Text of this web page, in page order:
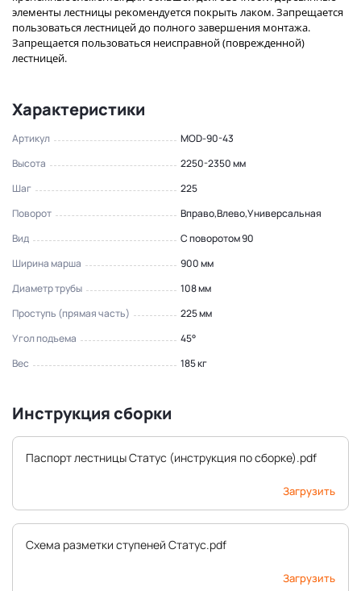
элементы лестницы рекомендуется покрыть лаком. Запрещается
пользоваться лестницей до полного завершения монтажа.
Запрещается пользоваться неисправной (поврежденной)
лестницей.
Характеристики
Артикул
MOD-90-43
Высота
2250-2350 мм
Шаг
225
Поворот
Вправо,Влево,Универсальная
Вид
С поворотом 90
Ширина марша
900 мм
Диаметр трубы
108 мм
Проступь (прямая часть)
225 мм
Угол подъема
45°
Вес
185 кг
Инструкция сборки
Паспорт лестницы Статус (инструкция по сборке).pdf
Загрузить
Схема разметки ступеней Статус.pdf
Загрузить